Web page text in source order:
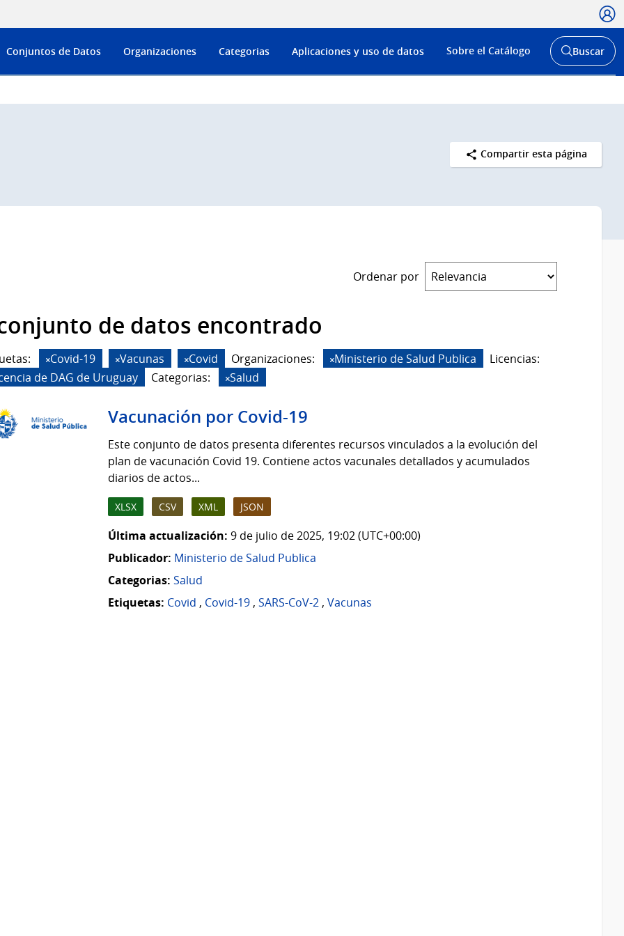
Menú
de
Conjuntos de Datos Organizaciones Categorias Aplicaciones y uso de datos Sobre el Catálogo
Abrir
buscador
Buscar
Compartir esta página
Ordenar por
de datos encontrado
Covid-19 Vacunas Covid Organizaciones: Ministerio de Salud Publica
Licencias:
de DAG de Uruguay
Categorias: Salud
Vacunación por Covid-19
Este conjunto de datos presenta diferentes recursos vinculados a la evolución del
plan de vacunación Covid 19. Contiene actos vacunales detallados y acumulados
diarios de actos...
XLSX CSV XML JSON
Última actualización: 9 de julio de 2025, 19:02 (UTC+00:00)
Publicador: Ministerio de Salud Publica
Categorias: Salud
Etiquetas: Covid , Covid-19, SARS-CoV-2, Vacunas